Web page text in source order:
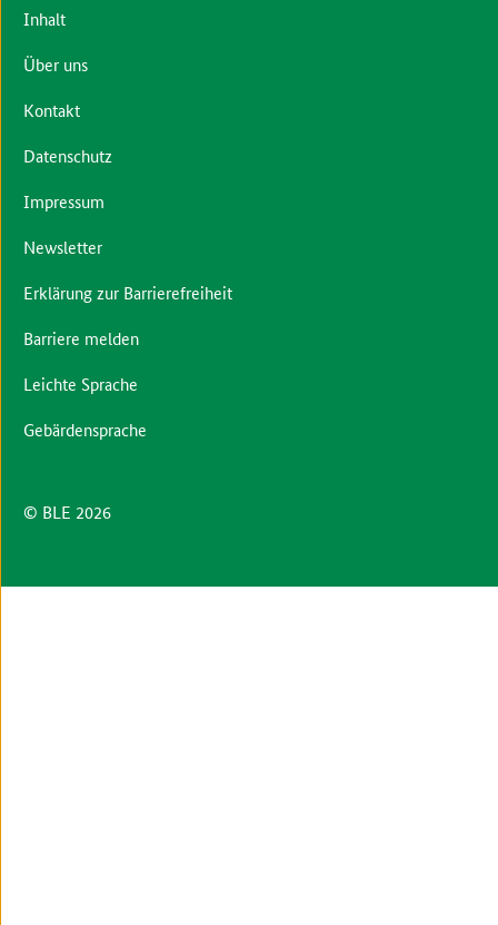
© BLE 2026
Inhalt
Über uns
Kontakt
Datenschutz
Impressum
Newsletter
Erklärung zur Barrierefreiheit
Barriere melden
Leichte Sprache
Gebärdensprache